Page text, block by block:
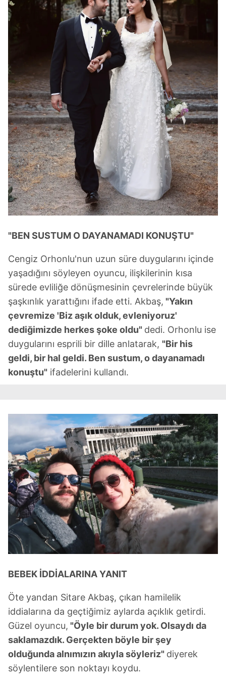
"BEN SUSTUM O DAYANAMADI KONUŞTU"
Cengiz Orhonlu'nun uzun süre duygularını içinde
yaşadığını söyleyen oyuncu, ilişkilerinin kısa
sürede evliliğe dönüşmesinin çevrelerinde büyük
şaşkınlık yarattığını ifade etti. Akbaş, "Yakın
çevremize 'Biz aşık olduk, evleniyoruz'
dediğimizde herkes şoke oldu" dedi. Orhonlu ise
duygularını esprili bir dille anlatarak, "Bir his
geldi, bir hal geldi. Ben sustum, o dayanamadı
konuştu" ifadelerini kullandı.
BEBEK İDDİALARINA YANIT
Öte yandan Sitare Akbaş, çıkan hamilelik
iddialarına da geçtiğimiz aylarda açıklık getirdi.
Güzel oyuncu, "Öyle bir durum yok. Olsaydı da
saklamazdık. Gerçekten böyle bir şey
olduğunda alnımızın akıyla söyleriz" diyerek
söylentilere son noktayı koydu.